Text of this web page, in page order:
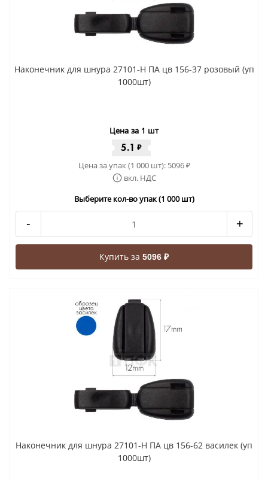
Наконечник для шнура 27101-Н ПА цв 156-37 розовый (уп
1000шт)
Цена за 1 шт
5.1 ₽
Цена за упак (1 000 шт): 5096₽
вкл. НДС
Выберите кол-во упак (1 000 шт)
- +
Купить за 5096 ₽
Наконечник для шнура 27101-Н ПА цв 156-62 василек (уп
1000шт)